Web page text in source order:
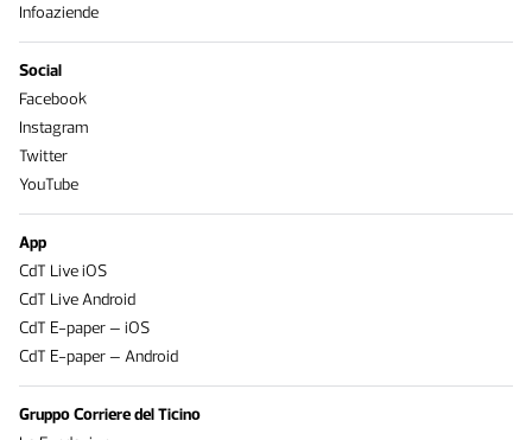
Infoaziende
Social
Facebook
Instagram
Twitter
YouTube
App
CdT Live iOS
CdT Live Android
CdT E-paper – iOS
CdT E-paper – Android
Gruppo Corriere del Ticino